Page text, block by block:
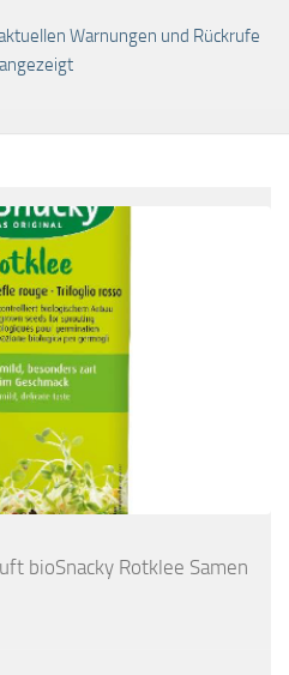
Warnungen und Rückrufe
bioSnacky Rotklee Samen